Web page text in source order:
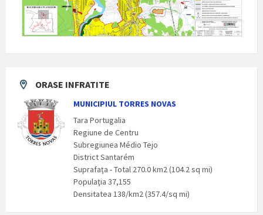
ORASE INFRATITE
MUNICIPIUL TORRES NOVAS
Tara Portugalia
Regiune de Centru
Subregiunea Médio Tejo
District Santarém
Suprafaţa - Total 270.0 km2 (104.2 sq mi)
Populaţia 37,155
Densitatea 138/km2 (357.4/sq mi)